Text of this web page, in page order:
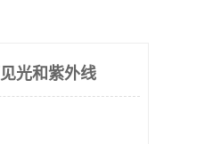
光和紫外线